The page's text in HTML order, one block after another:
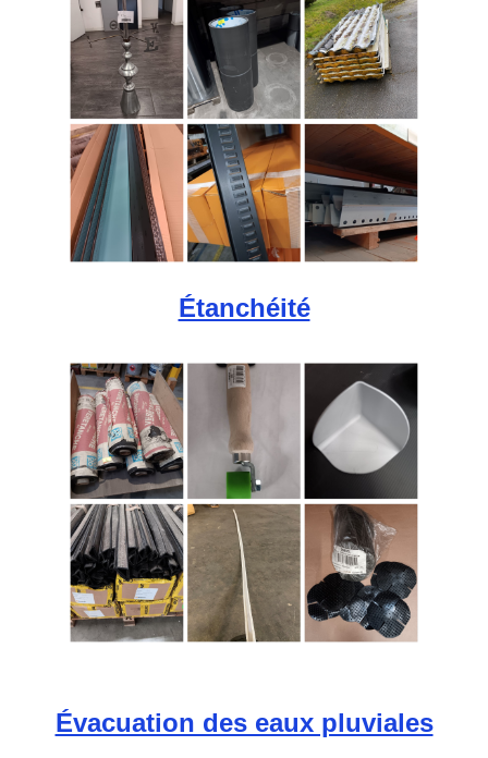
Étanchéité
Évacuation des eaux pluviales